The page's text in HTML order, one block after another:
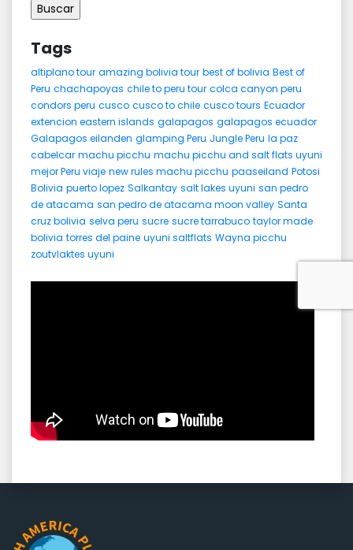
Tags
altiplano tour amazing bolivia tour best of bolivia Best of
Peru chachapoyas chile to peru tour colca canyon peru
condors peru cusco cusco to chile cusco tours Ecuador
extencion eastern islands galapagos galapagos ecuador
Galapagos eilanden glamping Peru Jungle Peru la paz
cabelcar machu picchu machu picchu and salt flats uyuni
mejor Peru viaje new rules machu picchu paaseiland Potosi
Bolivia puerto lopez Salkantay salt lakes uyuni san pedro
de atacama san pedro de atacama moon valley Santa
cruz bolivia selva peru sucre sucre tarrabuco taylor made
bolivia torres del paine uyuni saltflats Wayna picchu
zoutvlaktes uyuni